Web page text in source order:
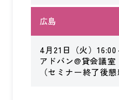
受付時間：8:30-
092-
メールで
広島
4月21日（火）16:00
アドバン@貸会議室
（セミナー終了後